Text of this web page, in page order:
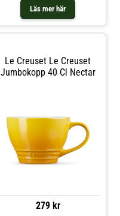
Läs mer här
Le Creuset Le Creuset
Jumbokopp 40 Cl Nectar
279 kr